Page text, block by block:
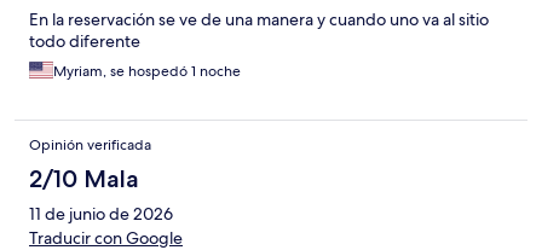
En la reservación se ve de una manera y cuando uno va al sitio
todo diferente
Myriam, se hospedó 1 noche
Opinión verificada
2/10 Mala
11 de junio de 2026
Traducir con Google